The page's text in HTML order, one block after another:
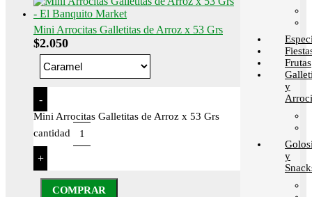
Mini Arrocitas Galletitas de Arroz x 53 Grs
$2.050
-
Mini Arrocitas Galletitas de Arroz x 53 Grs
cantidad
+
COMPRAR
Frutas
y
y